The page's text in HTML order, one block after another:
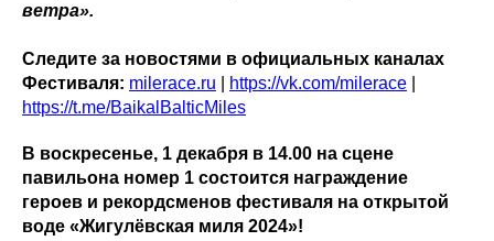
ветра».
Следите за новостями в официальных каналах
Фестиваля: milerace.ru https://vk.com/milerace
https://t.me/BaikalBalticMiles
В воскресенье, 1 декабря в 14.00 на сцене
павильона номер 1 состоится награждение
героев и рекордсменов фестиваля на открытой
воде «Жигулёвская миля 2024»!